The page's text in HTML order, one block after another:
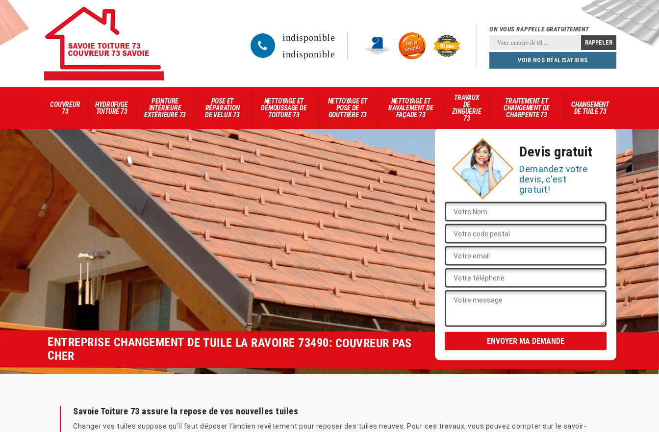
indisponible
indisponible
ON VOUS RAPPELLE GRATUITEMENT
VOIR NOS RÉALISATIONS
COUVREUR
73
HYDROFUGE
TOITURE 73
PEINTURE
INTÉRIEURE
EXTÉRIEURE 73
POSE ET
RÉPARATION
DE VELUX 73
NETTOYAGE ET
DÉMOUSSAGE DE
TOITURE 73
NETTOYAGE ET
POSE DE
GOUTTIÈRE 73
NETTOYAGE ET
RAVALEMENT DE
FAÇADE 73
TRAVAUX
DE
ZINGUERIE
73
TRAITEMENT ET
CHANGEMENT DE
CHARPENTE 73
CHANGEMENT
DE TUILE 73
Devis gratuit
Demandez votre
devis, c'est
gratuit!
ENTREPRISE CHANGEMENT DE TUILE LA RAVOIRE 73490: COUVREUR PAS
CHER
Savoie Toiture 73 assure la repose de vos nouvelles tuiles
Changer vos tuiles suppose qu’il faut déposer l’ancien revêtement pour reposer des tuiles neuves. Pour ces travaux, vous pouvez compter sur le savoir-